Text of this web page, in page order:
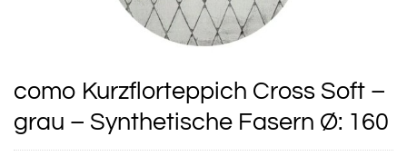
como Kurzflorteppich Cross Soft –
grau – Synthetische Fasern Ø: 160